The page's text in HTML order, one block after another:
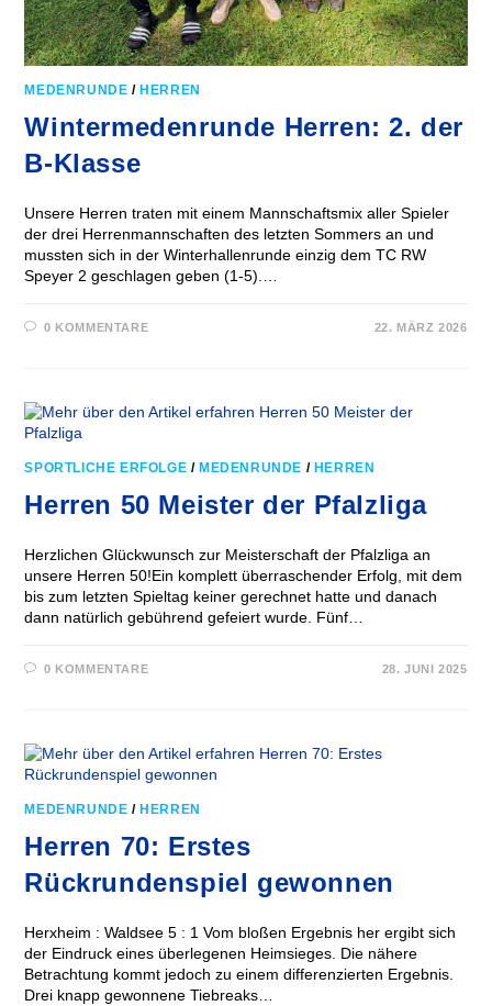
MEDENRUNDE / HERREN
Wintermedenrunde Herren: 2. der
B-Klasse
Unsere Herren traten mit einem Mannschaftsmix aller Spieler
der drei Herrenmannschaften des letzten Sommers an und
mussten sich in der Winterhallenrunde einzig dem TC RW
Speyer 2 geschlagen geben (1-5).…
0 KOMMENTARE 22. MÄRZ 2026
SPORTLICHE ERFOLGE / MEDENRUNDE / HERREN
Herren 50 Meister der Pfalzliga
Herzlichen Glückwunsch zur Meisterschaft der Pfalzliga an
unsere Herren 50!Ein komplett überraschender Erfolg, mit dem
bis zum letzten Spieltag keiner gerechnet hatte und danach
dann natürlich gebührend gefeiert wurde. Fünf…
0 KOMMENTARE 28. JUNI 2025
MEDENRUNDE / HERREN
Herren 70: Erstes
Rückrundenspiel gewonnen
Herxheim : Waldsee 5 : 1 Vom bloßen Ergebnis her ergibt sich
der Eindruck eines überlegenen Heimsieges. Die nähere
Betrachtung kommt jedoch zu einem differenzierten Ergebnis.
Drei knapp gewonnene Tiebreaks…